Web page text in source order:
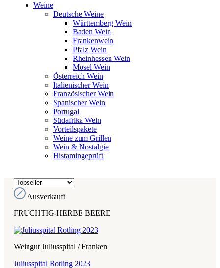
Weine
Deutsche Weine
Württemberg Wein
Baden Wein
Frankenwein
Pfalz Wein
Rheinhessen Wein
Mosel Wein
Österreich Wein
Italienischer Wein
Französischer Wein
Spanischer Wein
Portugal
Südafrika Wein
Vorteilspakete
Weine zum Grillen
Wein & Nostalgie
Histamingeprüft
Ausverkauft
FRUCHTIG-HERBE BEERE
Weingut Juliusspital / Franken
Juliusspital Rotling 2023